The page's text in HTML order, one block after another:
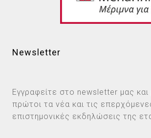
Newsletter
Εγγραφείτε στο newsletter μας και
πρώτοι τα νέα και τις
επιστημονικές εκδηλώσεις της